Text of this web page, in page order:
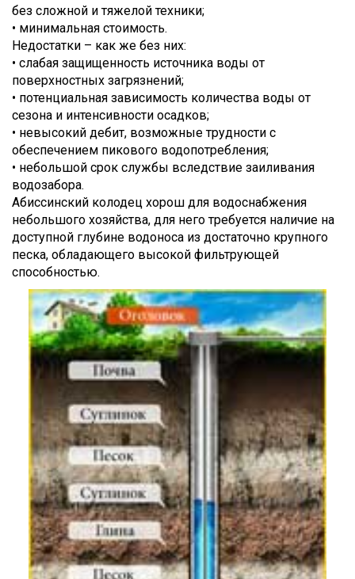
без сложной и тяжелой техники;
• минимальная стоимость.
Недостатки – как же без них:
• слабая защищенность источника воды от
поверхностных загрязнений;
• потенциальная зависимость количества воды от
сезона и интенсивности осадков;
• невысокий дебит, возможные трудности с
обеспечением пикового водопотребления;
• небольшой срок службы вследствие заиливания
водозабора.
Абиссинский колодец хорош для водоснабжения
небольшого хозяйства, для него требуется наличие на
доступной глубине водоноса из достаточно крупного
песка, обладающего высокой фильтрующей
способностью.